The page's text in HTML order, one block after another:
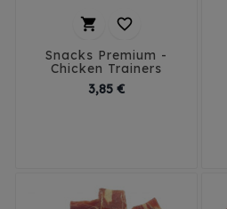
 
Snacks Premium -
Chicken Trainers
3,85 €Prix